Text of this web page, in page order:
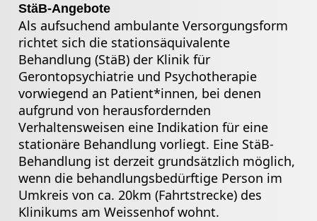
StäB-Angebote
Als aufsuchend ambulante Versorgungsform
richtet sich die stationsäquivalente
Behandlung (StäB) der Klinik für
Gerontopsychiatrie und Psychotherapie
vorwiegend an Patient*innen, bei denen
aufgrund von herausfordernden
Verhaltensweisen eine Indikation für eine
stationäre Behandlung vorliegt. Eine StäB-
Behandlung ist derzeit grundsätzlich möglich,
wenn die behandlungsbedürftige Person im
Umkreis von ca. 20km (Fahrtstrecke) des
Klinikums am Weissenhof wohnt.